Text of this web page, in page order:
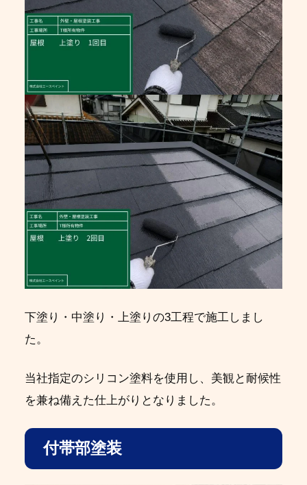
下塗り・中塗り・上塗りの3工程で施工しまし
た。
当社指定のシリコン塗料を使用し、美観と耐候性
を兼ね備えた仕上がりとなりました。
付帯部塗装